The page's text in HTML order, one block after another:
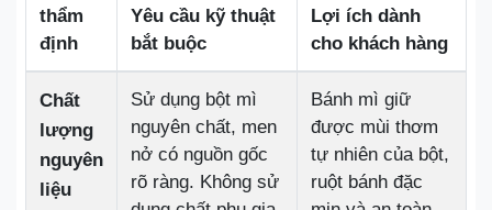
thẩm
định
Yêu cầu kỹ thuật
bắt buộc
Lợi ích dành
cho khách hàng
Chất
lượng
nguyên
liệu
Sử dụng bột mì
nguyên chất, men
nở có nguồn gốc
rõ ràng. Không sử
Bánh mì giữ
được mùi thơm
tự nhiên của bột,
ruột bánh đặc